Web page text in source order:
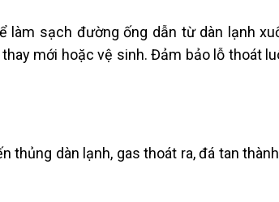
sạch đường ống dẫn từ dàn lạnh
mới hoặc vệ sinh. Đảm bảo lỗ thoát
dàn lạnh, gas thoát ra, đá tan